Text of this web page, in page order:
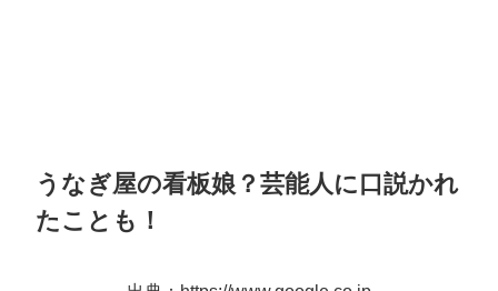
うなぎ屋の看板娘？芸能人に口説かれ
たことも！